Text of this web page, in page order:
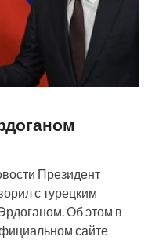
Президент
с турецким
Об этом в
сайте